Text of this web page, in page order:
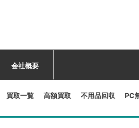
会社概要
買取一覧 高額買取 不用品回収 PC